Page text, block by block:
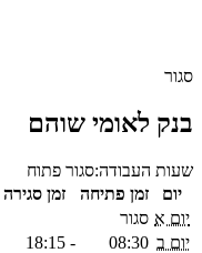
סגור
בנק לאומי שוהם
שעות העבודה:סגור פתוח
יום
זמן פתיחה זמן סגירה
יום א סגור
יום ב 08:30
-
18:15